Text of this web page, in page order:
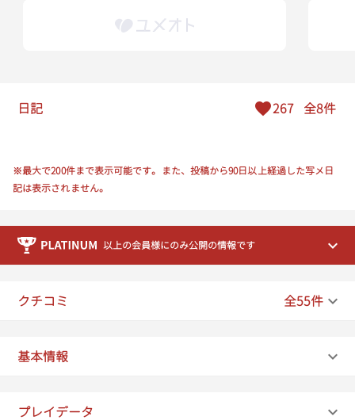
日記 267 全8件
※最大で200件まで表示可能です。また、投稿から90日以上経過した写メ日
記は表示されません。
以上の会員様にのみ公開の情報です
クチコミ 全55件
基本情報
プレイデータ